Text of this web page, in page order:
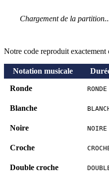
Chargement de la
Notre code reproduit
Notation musicale
Ronde RONDE
Blanche
Noire NOIRE
Croche
Double croche